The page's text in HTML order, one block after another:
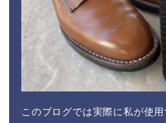
このブログでは実際に私が使